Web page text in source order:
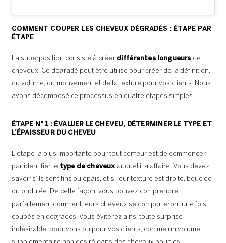
COMMENT COUPER LES CHEVEUX DÉGRADÉS : ÉTAPE PAR
ÉTAPE
La superposition consiste à créer différentes longueurs de
cheveux. Ce dégradé peut être utilisé pour créer de la définition,
du volume, du mouvement et de la texture pour vos clients. Nous
avons décomposé ce processus en quatre étapes simples.
ÉTAPE N° 1 : ÉVALUER LE CHEVEU, DÉTERMINER LE TYPE ET
L’ÉPAISSEUR DU CHEVEU
L’étape la plus importante pour tout coiffeur est de commencer
par identifier le type de cheveuxauquel il a affaire. Vous devez
savoir s’ils sont fins ou épais, et si leur texture est droite, bouclée
ou ondulée. De cette façon, vous pouvez comprendre
parfaitement comment leurs cheveux se comporteront une fois
coupés en dégradés. Vous éviterez ainsi toute surprise
indésirable, pour vous ou pour vos clients, comme un volume